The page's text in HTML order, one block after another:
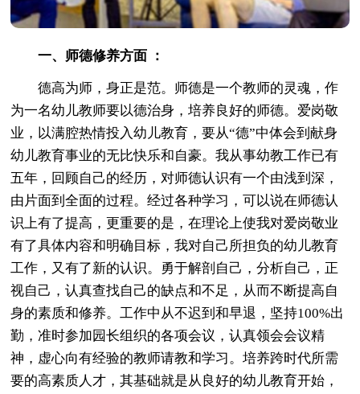
一、师德修养方面 ：
德高为师，身正是范。师德是一个教师的灵魂，作
为一名幼儿教师要以德治身，培养良好的师德。爱岗敬
业，以满腔热情投入幼儿教育，要从“德”中体会到献身
幼儿教育事业的无比快乐和自豪。我从事幼教工作已有
五年，回顾自己的经历，对师德认识有一个由浅到深，
由片面到全面的过程。经过各种学习，可以说在师德认
识上有了提高，更重要的是，在理论上使我对爱岗敬业
有了具体内容和明确目标，我对自己所担负的幼儿教育
工作，又有了新的认识。勇于解剖自己，分析自己，正
视自己，认真查找自己的缺点和不足，从而不断提高自
身的素质和修养。工作中从不迟到和早退，坚持100%出
勤，准时参加园长组织的各项会议，认真领会会议精
神，虚心向有经验的教师请教和学习。培养跨时代所需
要的高素质人才，其基础就是从良好的幼儿教育开始，